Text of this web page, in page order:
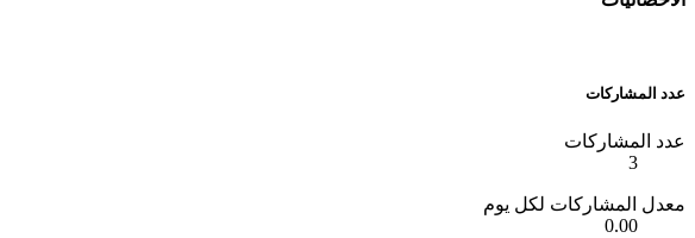
عدد المشاركات
عدد المشاركات
3
معدل المشاركات لكل يوم
0.00